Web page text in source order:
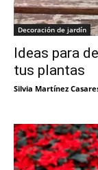
Decoración de jardín
Ideas para
tus plantas
Silvia Martínez